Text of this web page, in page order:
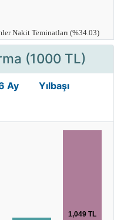
(1000 TL)
Ay Yılbaşı